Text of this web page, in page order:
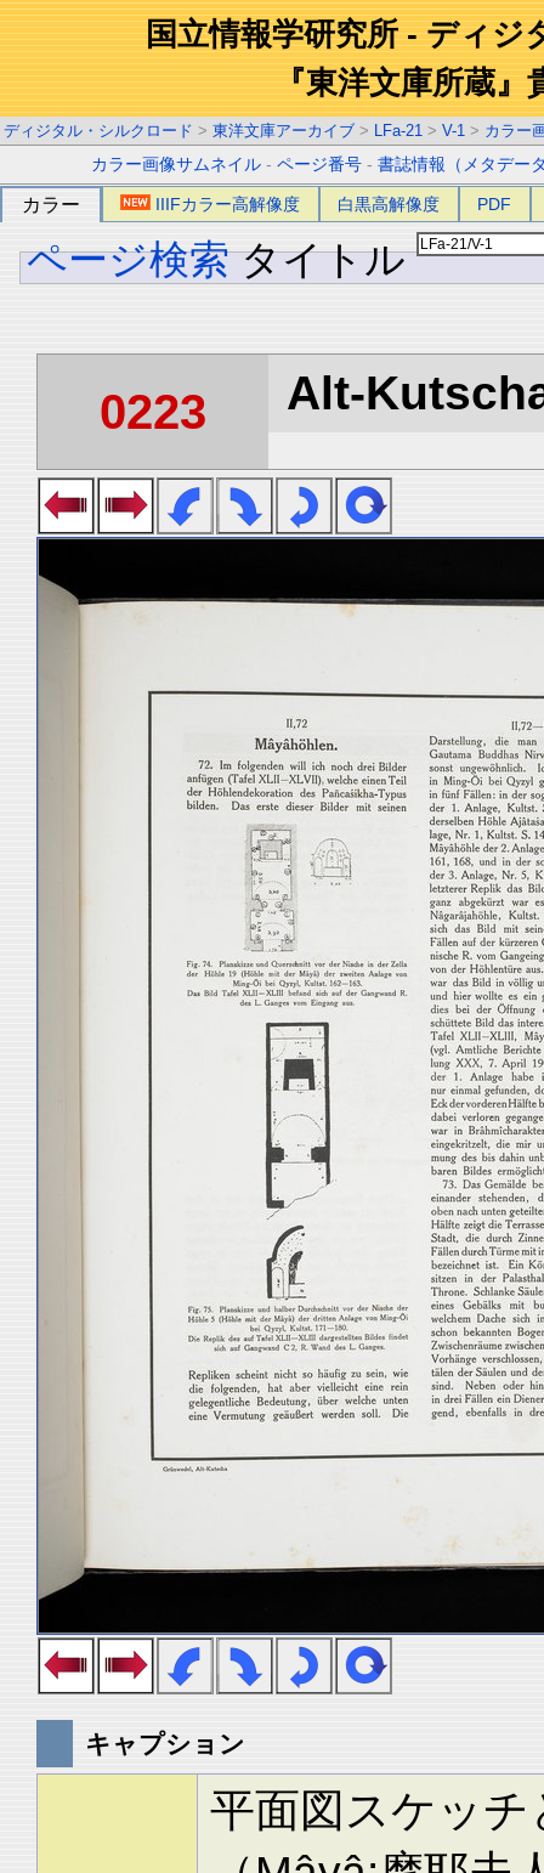
国立情報学研究所 - ディジ
『東洋文庫所蔵』
ディジタル・シルクロード > 東洋文庫アーカイブ > LFa-21 > V-1 > カラー
カラー画像サムネイル -ページ番号 -書誌情報（メタデー
カラー IIIFカラー高解像度 白黒高解像度 PDF
ページ検索 タイトル
0223 Alt-
キャプション
平面図スケッ